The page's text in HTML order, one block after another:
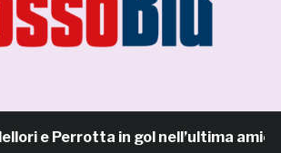
e Perrotta in gol nell’ultima